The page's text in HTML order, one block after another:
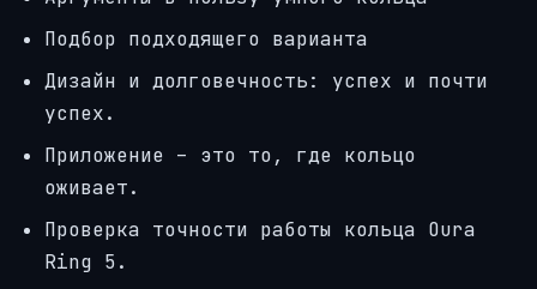
Подбор подходящего варианта
Дизайн и долговечность: успех и почти
успех.
Приложение – это то, где кольцо
оживает.
Проверка точности работы кольца Oura
Ring 5.